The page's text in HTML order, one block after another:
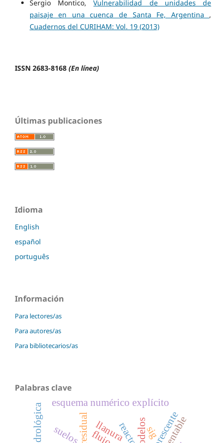
Sergio Montico,Vulnerabilidad de unidades de
paisaje en una cuenca de Santa Fe, Argentina ,
Cuadernos del CURIHAM: Vol. 19 (2013)
ISSN 2683-8168 (En línea)
Últimas publicaciones
Idioma
English
español
português
Información
Para lectores/as
Para autores/as
Para bibliotecarios/as
Palabras clave
reactor
suelos
esquema numérico explícito
llanura modelossig